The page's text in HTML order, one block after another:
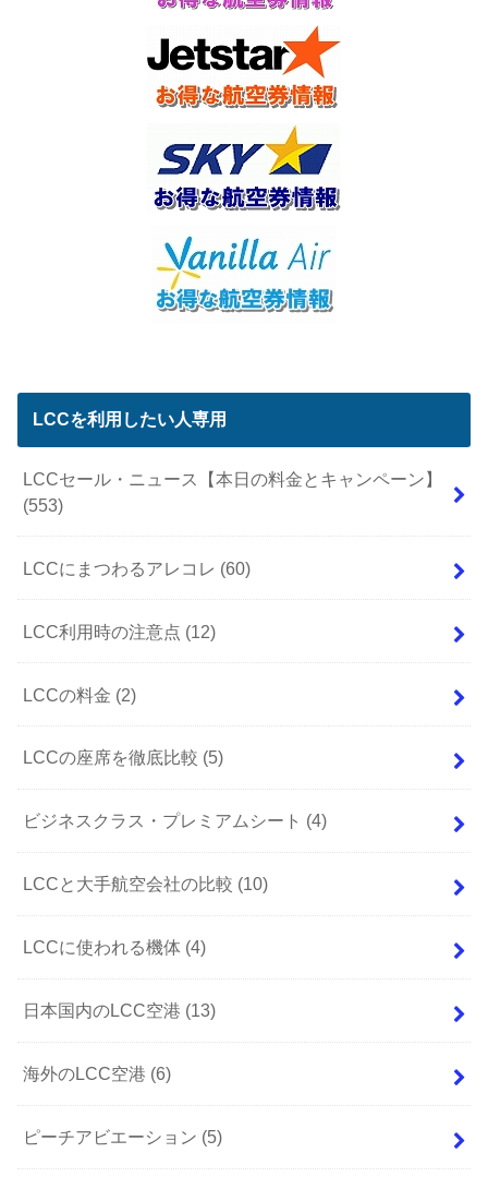
LCCを利用したい人専用
LCCセール・ニュース【本日の料金とキャンペーン】
(553)
LCCにまつわるアレコレ (60)
LCC利用時の注意点 (12)
LCCの料金 (2)
LCCの座席を徹底比較 (5)
ビジネスクラス・プレミアムシート (4)
LCCと大手航空会社の比較 (10)
LCCに使われる機体 (4)
日本国内のLCC空港 (13)
海外のLCC空港 (6)
ピーチアビエーション (5)